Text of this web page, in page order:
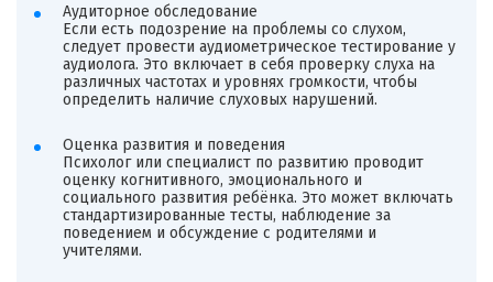
Аудиторное обследование
Если есть подозрение на проблемы со слухом,
следует провести аудиометрическое тестирование у
аудиолога. Это включает в себя проверку слуха на
различных частотах и уровнях громкости, чтобы
определить наличие слуховых нарушений.
Оценка развития и поведения
Психолог или специалист по развитию проводит
оценку когнитивного, эмоционального и
социального развития ребёнка. Это может включать
стандартизированные тесты, наблюдение за
поведением и обсуждение с родителями и
учителями.